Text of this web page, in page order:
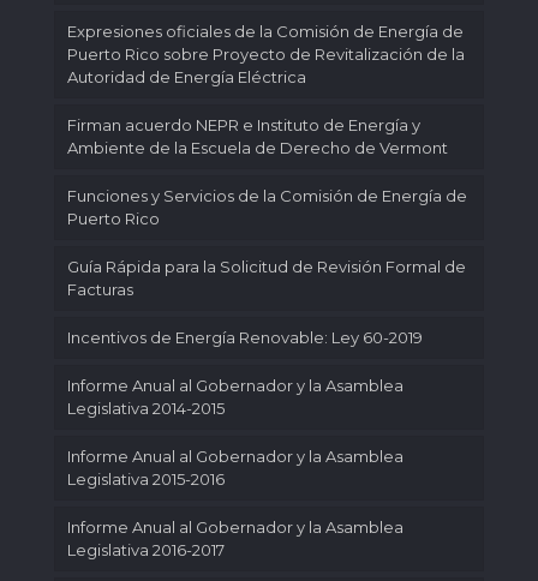
Expresiones oficiales de la Comisión de Energía de
Puerto Rico sobre Proyecto de Revitalización de la
Autoridad de Energía Eléctrica
Firman acuerdo NEPR e Instituto de Energía y
Ambiente de la Escuela de Derecho de Vermont
Funciones y Servicios de la Comisión de Energía de
Puerto Rico
Guía Rápida para la Solicitud de Revisión Formal de
Facturas
Incentivos de Energía Renovable: Ley 60-2019
Informe Anual al Gobernador y la Asamblea
Legislativa 2014-2015
Informe Anual al Gobernador y la Asamblea
Legislativa 2015-2016
Informe Anual al Gobernador y la Asamblea
Legislativa 2016-2017